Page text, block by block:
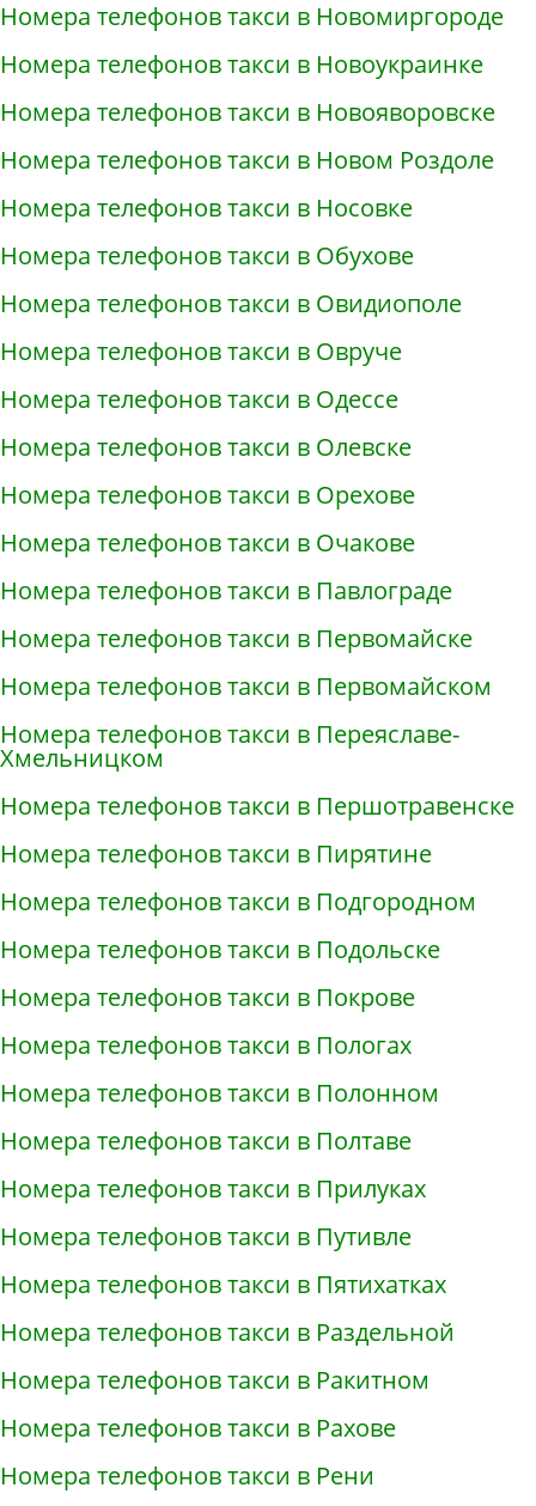
Номера телефонов такси в Новомиргороде
Номера телефонов такси в Новоукраинке
Номера телефонов такси в Новояворовске
Номера телефонов такси в Новом Роздоле
Номера телефонов такси в Носовке
Номера телефонов такси в Обухове
Номера телефонов такси в Овидиополе
Номера телефонов такси в Овруче
Номера телефонов такси в Одессе
Номера телефонов такси в Олевске
Номера телефонов такси в Орехове
Номера телефонов такси в Очакове
Номера телефонов такси в Павлограде
Номера телефонов такси в Первомайске
Номера телефонов такси в Первомайском
Номера телефонов такси в Переяславе-
Хмельницком
Номера телефонов такси в Першотравенске
Номера телефонов такси в Пирятине
Номера телефонов такси в Подгородном
Номера телефонов такси в Подольске
Номера телефонов такси в Покрове
Номера телефонов такси в Пологах
Номера телефонов такси в Полонном
Номера телефонов такси в Полтаве
Номера телефонов такси в Прилуках
Номера телефонов такси в Путивле
Номера телефонов такси в Пятихатках
Номера телефонов такси в Раздельной
Номера телефонов такси в Ракитном
Номера телефонов такси в Рахове
Номера телефонов такси в Рени